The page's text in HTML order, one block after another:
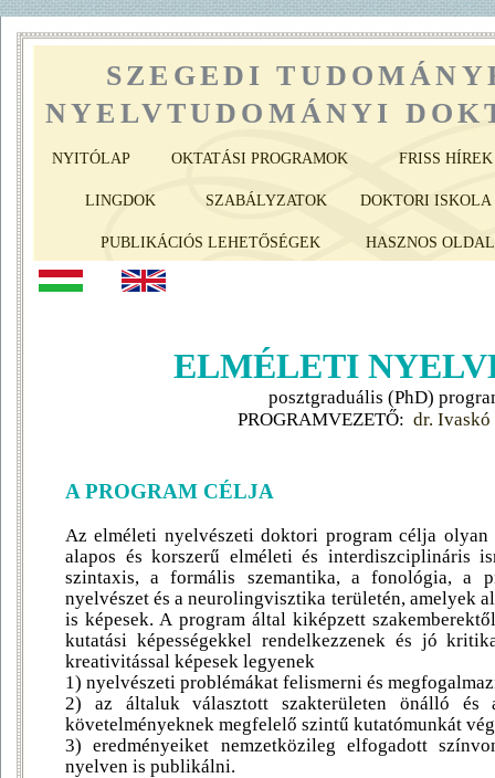
SZEGEDI
NYELVTUDOMÁNYI
NYITÓLAP OKTATÁSI PROGRAMOK FRISS HÍREK
LINGDOK DOKTORI ISKOLA
SZABÁLYZATOK
HASZNOS
PUBLIKÁCIÓS LEHETŐSÉGEK
A PROGRAM CÉLJA
Az elméleti nyelvészeti doktori program célja olyan
alapos és korszerű elméleti és interdiszciplináris
szintaxis, a formális szemantika, a fonológia, a
nyelvészet és a neurolingvisztika területén, amelyek
is képesek. A program által kiképzett
kutatási képességekkel rendelkezzenek és jó
kreativitással képesek legyenek
1) nyelvészeti problémákat felismerni és
2) az általuk választott szakterületen önálló és
követelményeknek megfelelő szintű kutatómunkát
3) eredményeiket nemzetközileg elfogadott
nyelven is publikálni.
ELMÉLETI
posztgraduális (PhD)
PROGRAMVEZETŐ: dr.